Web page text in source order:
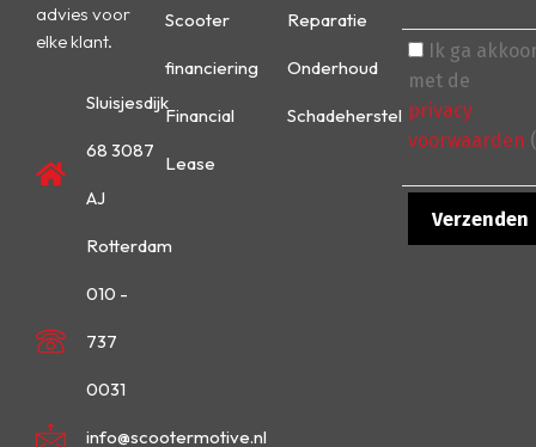
advies voor
elke klant.
Sluisjesdijk
68 3087
AJ
Rotterdam
010 -
737
0031
info@scootermotive.nl
Scooter
financiering
Financial
Lease
Reparatie
Onderhoud
Schadeherstel
Ik ga
met de
privacy
voorwaarden